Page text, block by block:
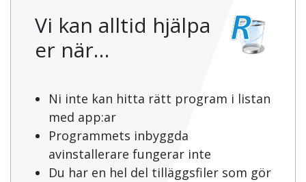
Vi kan alltid hjälpa
er när…
Ni inte kan hitta rätt program i listan
med app:ar
Programmets inbyggda
avinstallerare fungerar inte
Du har en hel del tilläggsfiler som gör